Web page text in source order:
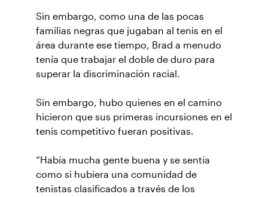
Sin embargo, como una de las pocas
familias negras que jugaban al tenis en el
área durante ese tiempo, Brad a menudo
tenía que trabajar el doble de duro para
superar la discriminación racial.
Sin embargo, hubo quienes en el camino
hicieron que sus primeras incursiones en el
tenis competitivo fueran positivas.
“Había mucha gente buena y se sentía
como si hubiera una comunidad de
tenistas clasificados a través de los